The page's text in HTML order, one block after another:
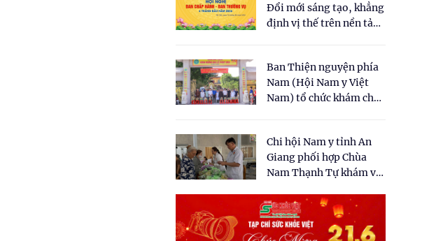
Đổi mới sáng tạo, khẳng
định vị thế trên nền tảng
Ban Thiện nguyện phía
Nam (Hội Nam y Việt
Nam) tổ chức khám chữa
dân tại xã Tân Tập
Chi hội Nam y tỉnh An
Giang phối hợp Chùa
Nam Thạnh Tự khám và
nhân dân